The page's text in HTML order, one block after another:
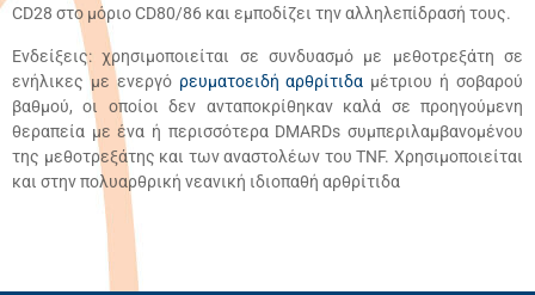
CD28 στο μόριο CD80/86 και εμποδίζει την αλληλεπίδρασή τους.
Ενδείξεις: χρησιμοποιείται σε συνδυασμό με μεθοτρεξάτη σε
ενήλικες με ενεργό ρευματοειδή αρθρίτιδα μέτριου ή σοβαρού
βαθμού, οι οποίοι δεν ανταποκρίθηκαν καλά σε προηγούμενη
θεραπεία με ένα ή περισσότερα DMARDs συμπεριλαμβανομένου
της μεθοτρεξάτης και των αναστολέων του TNF. Χρησιμοποιείται
και στην πολυαρθρική νεανική ιδιοπαθή αρθρίτιδα